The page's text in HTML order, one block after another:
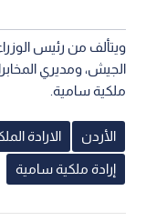
ويتألف من رئيس
الجيش، ومديري
ملكية سامية.
الأردن الارادة
إرادة ملكية سامية